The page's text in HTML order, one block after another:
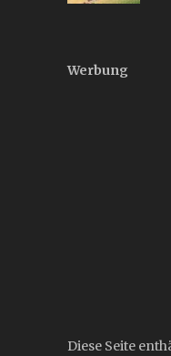
Werbung
Diese Seite